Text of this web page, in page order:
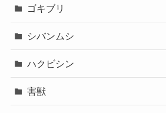
ゴキブリ
シバンムシ
ハクビシン
害獣